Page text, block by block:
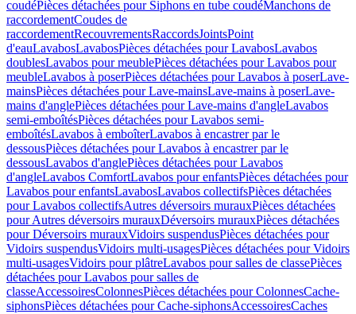
coudéPièces détachées pour Siphons en tube coudéManchons de
raccordementCoudes de
raccordementRecouvrementsRaccordsJointsPoint
d'eauLavabosLavabosPièces détachées pour LavabosLavabos
doublesLavabos pour meublePièces détachées pour Lavabos pour
meubleLavabos à poserPièces détachées pour Lavabos à poserLave-
mainsPièces détachées pour Lave-mainsLave-mains à poserLave-
mains d'anglePièces détachées pour Lave-mains d'angleLavabos
semi-emboîtésPièces détachées pour Lavabos semi-
emboîtésLavabos à emboîterLavabos à encastrer par le
dessousPièces détachées pour Lavabos à encastrer par le
dessousLavabos d'anglePièces détachées pour Lavabos
d'angleLavabos ComfortLavabos pour enfantsPièces détachées pour
Lavabos pour enfantsLavabosLavabos collectifsPièces détachées
pour Lavabos collectifsAutres déversoirs murauxPièces détachées
pour Autres déversoirs murauxDéversoirs murauxPièces détachées
pour Déversoirs murauxVidoirs suspendusPièces détachées pour
Vidoirs suspendusVidoirs multi-usagesPièces détachées pour Vidoirs
multi-usagesVidoirs pour plâtreLavabos pour salles de classePièces
détachées pour Lavabos pour salles de
classeAccessoiresColonnesPièces détachées pour ColonnesCache-
siphonsPièces détachées pour Cache-siphonsAccessoiresCaches